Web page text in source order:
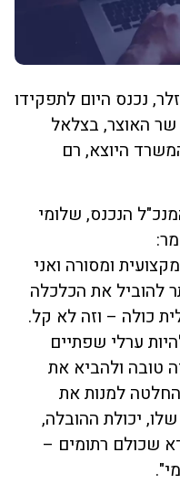
נכנס היום לתפקידו
האוצר, בצלאל
היוצא, רם
הנכנס, שלומי
ומסורה ואני
להוביל את הכלכלה
כולה – וזה לא קל.
ערלי שפתיים
טובה ולהביא את
למנות את
יכולת ההובלה,
שכולם רתומים –